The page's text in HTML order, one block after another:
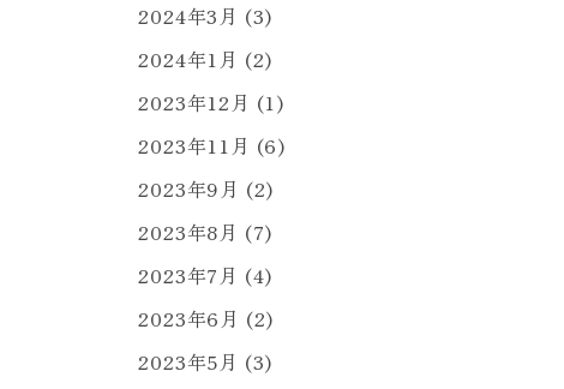
2024年3月 (3)
2024年1月 (2)
2023年12月 (1)
2023年11月 (6)
2023年9月 (2)
2023年8月 (7)
2023年7月 (4)
2023年6月 (2)
2023年5月 (3)